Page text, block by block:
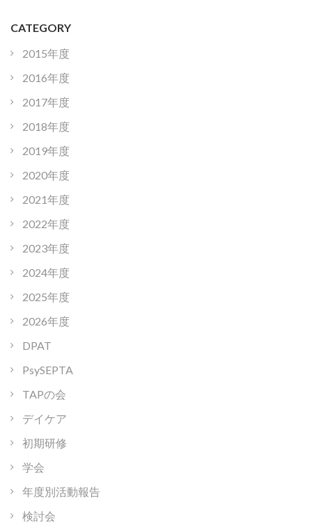
CATEGORY
2015年度
2016年度
2017年度
2018年度
2019年度
2020年度
2021年度
2022年度
2023年度
2024年度
2025年度
2026年度
DPAT
PsySEPTA
TAPの会
デイケア
初期研修
学会
年度別活動報告
検討会